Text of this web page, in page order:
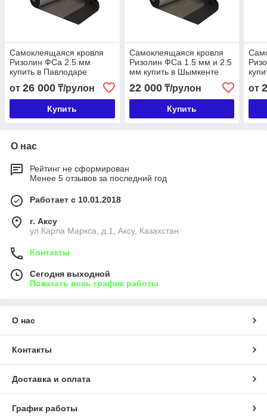
Самоклеящаяся кровля
Ризолин ФСа 2.5 мм
купить в Павлодаре
от 26 000 ₸/рулон
Купить
Самоклеящаяся кровля
Ризолин ФСа 1.5 мм и 2.5
мм купить в Шымкенте
22 000₸/рулон
Купить
от
О нас
Рейтинг не сформирован
Менее 5 отзывов за последний год
Работает с 10.01.2018
г. Аксу
ул.Карла Маркса, д.1, Аксу, Казахстан
Контакты
Сегодня выходной
Показать весь график работы
О нас
Контакты
Доставка и оплата
График работы